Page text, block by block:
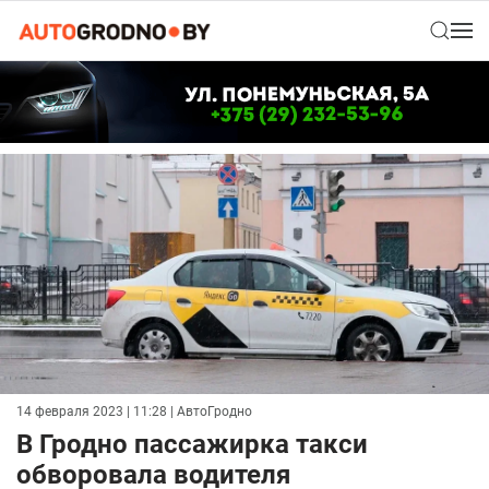
14 февраля 2023 | 11:28 | АвтоГродно
В Гродно пассажирка такси
обворовала водителя